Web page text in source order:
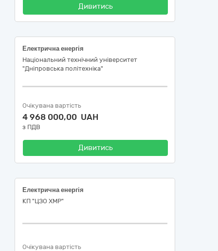
Дивитись
Електрична енергія
Національний технічний університет
"Дніпровська політехніка"
Очікувана вартість
4 968 000,00 UAH
з ПДВ
Дивитись
Електрична енергія
КП "ЦЗО ХМР"
Очікувана вартість